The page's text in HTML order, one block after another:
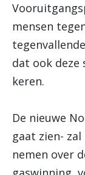
mensen
dat ook
keren.
De nieuwe
gaat zien-
nemen over